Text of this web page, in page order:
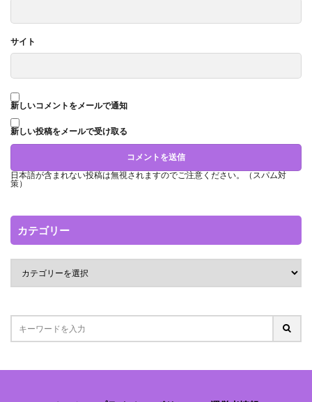
サイト
新しいコメントをメールで通知
新しい投稿をメールで受け取る
日本語が含まれない投稿は無視されますのでご注意ください。（スパム対
策）
カテゴリー